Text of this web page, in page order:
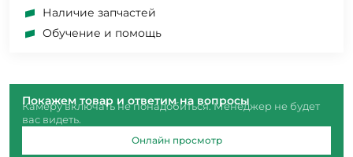
Наличие запчастей
Обучение и помощь
Покажем товар и ответим на вопросы
Камеру включать не понадобиться. Менеджер не будет
вас видеть.
Онлайн просмотр